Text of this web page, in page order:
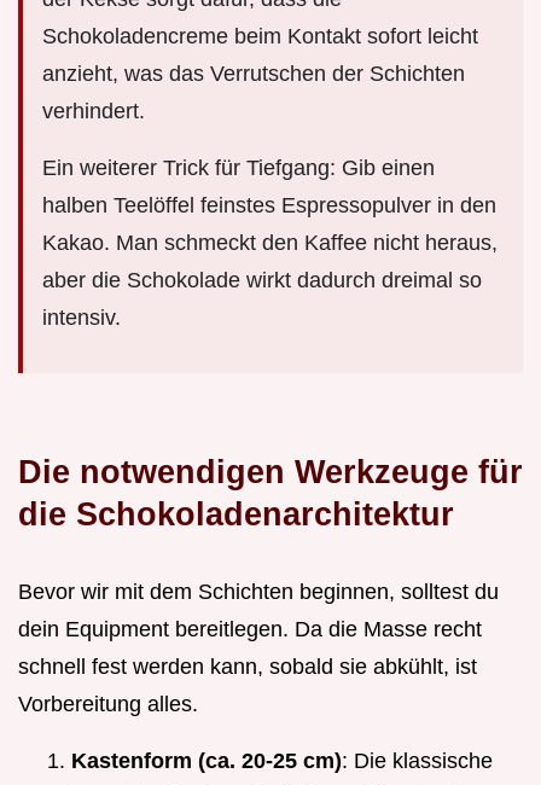
Schokoladencreme beim Kontakt sofort leicht
anzieht, was das Verrutschen der Schichten
verhindert.
Ein weiterer Trick für Tiefgang: Gib einen
halben Teelöffel feinstes Espressopulver in den
Kakao. Man schmeckt den Kaffee nicht heraus,
aber die Schokolade wirkt dadurch dreimal so
intensiv.
Die notwendigen Werkzeuge für
die Schokoladenarchitektur
Bevor wir mit dem Schichten beginnen, solltest du
dein Equipment bereitlegen. Da die Masse recht
schnell fest werden kann, sobald sie abkühlt, ist
Vorbereitung alles.
Kastenform (ca. 20-25 cm): Die klassische